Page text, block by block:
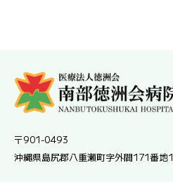
〒901-0493
沖縄県島尻郡八重瀬町字外間171番地1